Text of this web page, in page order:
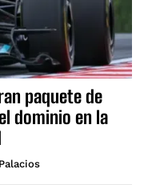
paquete de
dominio en la